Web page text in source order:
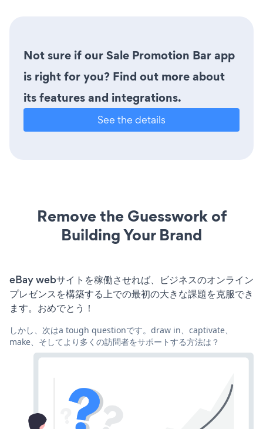
Not sure if our Sale Promotion Bar app
is right for you? Find out more about
its features and integrations.
See the details
Remove the Guesswork of
Building Your Brand
eBay webサイトを稼働させれば、ビジネスのオンライン
プレゼンスを構築する上での最初の大きな課題を克服でき
ます。おめでとう！
しかし、次はa tough questionです。draw in、captivate、
make、そしてより多くの訪問者をサポートする方法は？